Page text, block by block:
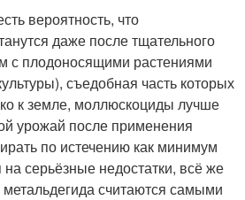
вероятность, что
даже после тщательного
с плодоносящими растениями
съедобная часть которых
к земле, моллюскоциды лучше
урожай после применения
по истечению как минимум
серьёзные недостатки, всё же
считаются самыми